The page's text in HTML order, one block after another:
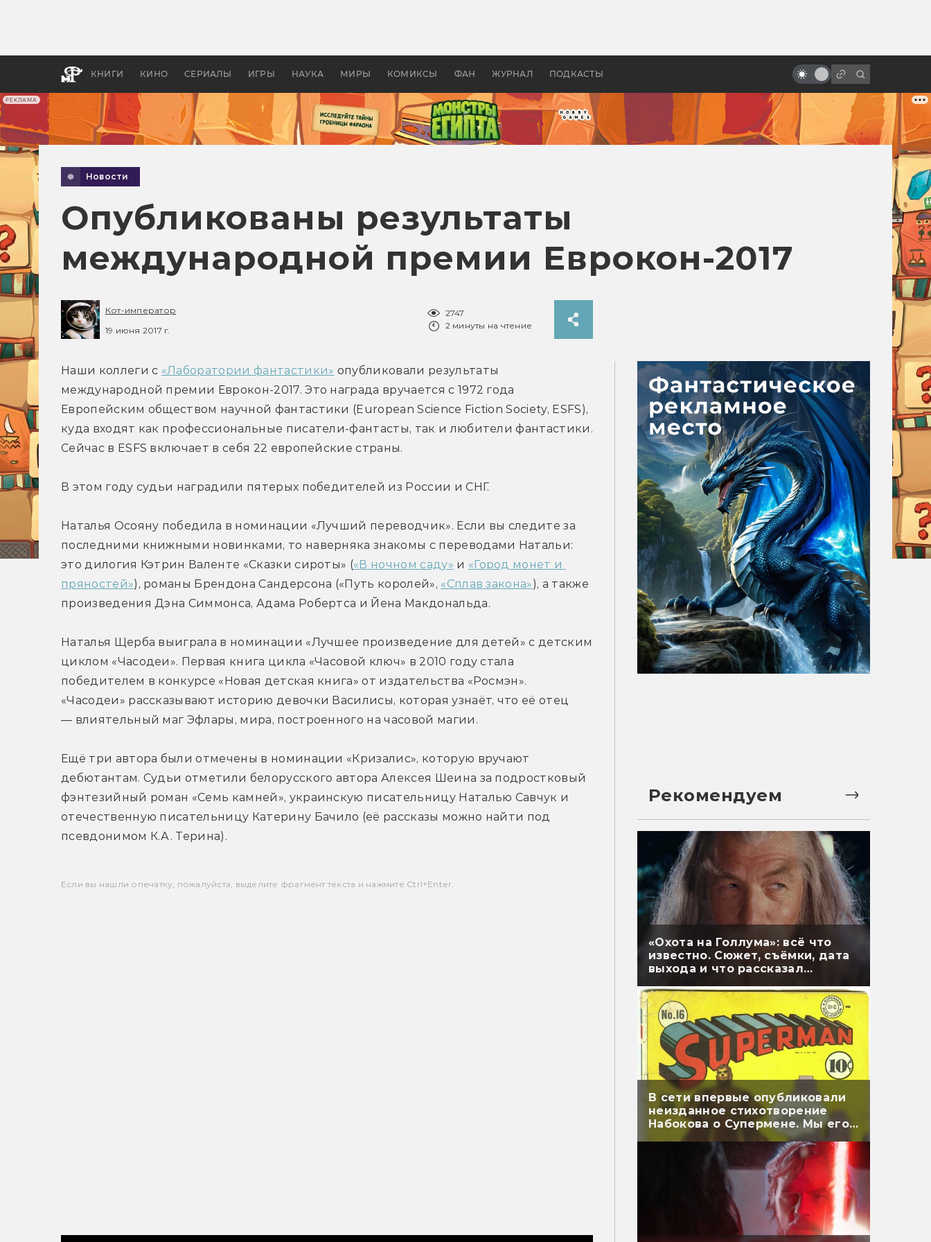
РЕКЛАМА
КНИГИ КИНО СЕРИАЛЫ ИГРЫ НАУКА МИРЫ КОМИКСЫ ФАН ЖУРНАЛ ПОДКАСТЫ
бы «Властелина колец»
Древней Грецией
раз, чем Шон Бин
Новости
Опубликованы результаты
международной премии Еврокон-2017
Кот-император
19 июня 2017 г.
2747
2 минуты на чтение
Наши коллеги с «Лаборатории фантастики» опубликовали результаты
международной премии Еврокон-2017. Это награда вручается с 1972 года
Европейским обществом научной фантастики (European Science Fiction Society, ESFS),
куда входят как профессиональные писатели-фантасты, так и любители фантастики.
Сейчас в ESFS включает в себя 22 европейские страны.
В этом году судьи наградили пятерых победителей из России и СНГ.
Наталья Осояну победила в номинации «Лучший переводчик». Если вы следите за
последними книжными новинками, то наверняка знакомы с переводами Натальи:
это дилогия Кэтрин Валенте «Сказки сироты» («В ночном саду» и «Город монет и
пряностей»), романы Брендона Сандерсона («Путь королей», «Сплав закона»), а также
произведения Дэна Симмонса, Адама Робертса и Йена Макдональда.
Наталья Щерба выиграла в номинации «Лучшее произведение для детей» с детским
циклом «Часодеи». Первая книга цикла «Часовой ключ» в 2010 году стала
победителем в конкурсе «Новая детская книга» от издательства «Росмэн».
«Часодеи» рассказывают историю девочки Василисы, которая узнаёт, что её отец
— влиятельный маг Эфлары, мира, построенного на часовой магии.
Ещё три автора были отмечены в номинации «Кризалис», которую вручают
дебютантам. Судьи отметили белорусского автора Алексея Шеина за подростковый
фэнтезийный роман «Семь камней», украинскую писательницу Наталью Савчук и
отечественную писательницу Катерину Бачило (её рассказы можно найти под
псевдонимом К.А. Терина).
Если вы нашли опечатку, пожалуйста, выделите фрагмент текста и нажмите Ctrl+Enter.
Рекомендуем
«Охота на Голлума»: всё что
известно. Сюжет, съёмки, дата
выхода и что рассказал
В сети впервые опубликовали
неизданное стихотворение
Набокова о Супермене. Мы его
перевели